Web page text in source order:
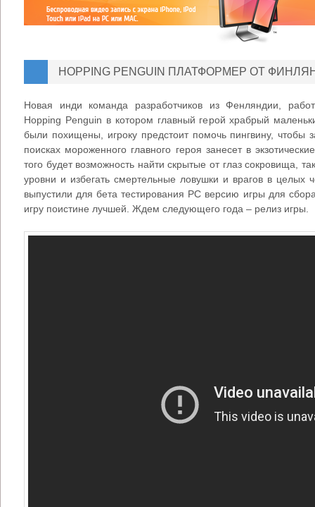
HOPPING PENGUIN ПЛАТФОРМЕР ОТ
Новая инди команда разработчиков из Фенляндии,
Hopping Penguin в котором главный герой храбрый
были похищены, игроку предстоит помочь пингвину, чтобы
поисках мороженного главного героя занесет в
того будет возможность найти скрытые от глаз сокровища,
уровни и избегать смертельные ловушки и врагов в целых
выпустили для бета тестирования PC версию игры для
игру поистине лучшей. Ждем следующего года – релиз игры.